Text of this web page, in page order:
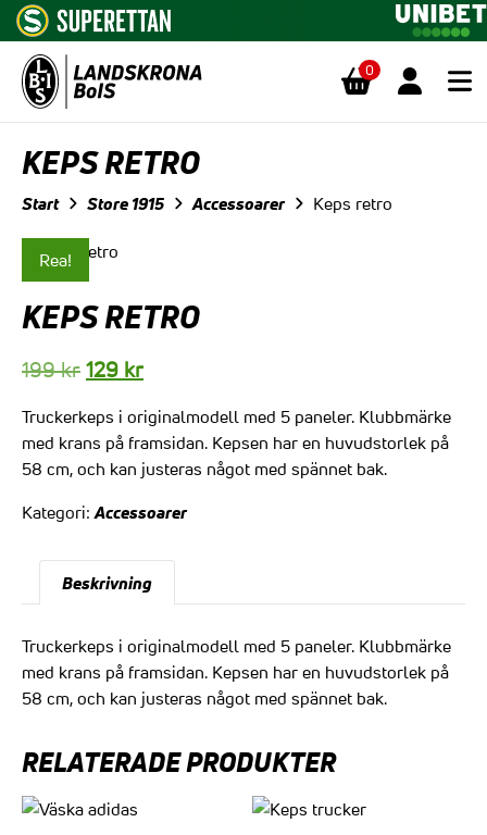
0
KEPS RETRO
Start Store 1915 Accessoarer Keps retro
Rea!
KEPS RETRO
199kr Det
priset
var:
129 krDet
priset
är:
Truckerkeps i originalmodell med 5 paneler. Klubbmärke
med krans på framsidan. Kepsen har en huvudstorlek på
58 cm, och kan justeras något med spännet bak.
Kategori:Accessoarer
Beskrivning
Truckerkeps i originalmodell med 5 paneler. Klubbmärke
med krans på framsidan. Kepsen har en huvudstorlek på
58 cm, och kan justeras något med spännet bak.
RELATERADE PRODUKTER